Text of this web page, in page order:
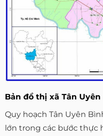
Bản đồ thị xã Tân Uyên
Quy hoạch Tân Uyên
lớn trong các bước thực